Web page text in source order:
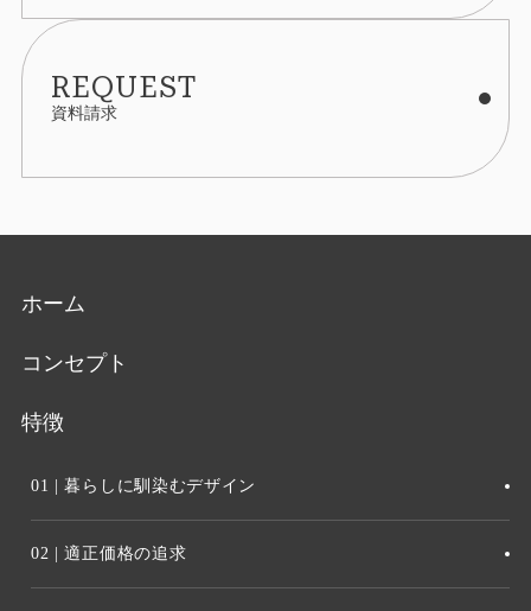
REQUEST
資料請求
ホーム
コンセプト
特徴
01 | 暮らしに馴染むデザイン
02 | 適正価格の追求